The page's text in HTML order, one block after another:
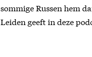
sommige Russen hem
Leiden geeft in deze